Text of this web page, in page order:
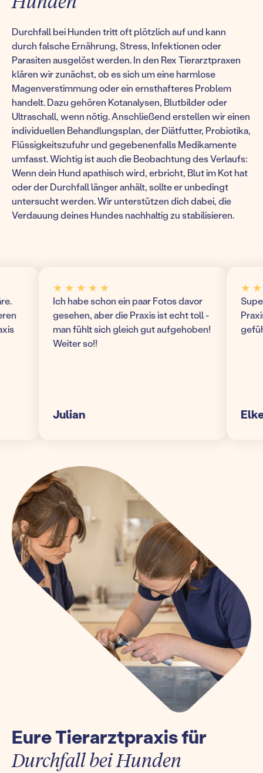
Durchfall bei Hunden tritt oft plötzlich auf und kann
durch falsche Ernährung, Stress, Infektionen oder
Parasiten ausgelöst werden. In den Rex Tierarztpraxen
klären wir zunächst, ob es sich um eine harmlose
Magenverstimmung oder ein ernsthafteres Problem
handelt. Dazu gehören Kotanalysen, Blutbilder oder
Ultraschall, wenn nötig. Anschließend erstellen wir einen
individuellen Behandlungsplan, der Diätfutter, Probiotika,
Flüssigkeitszufuhr und gegebenenfalls Medikamente
umfasst. Wichtig ist auch die Beobachtung des Verlaufs:
Wenn dein Hund apathisch wird, erbricht, Blut im Kot hat
oder der Durchfall länger anhält, sollte er unbedingt
untersucht werden. Wir unterstützen dich dabei, die
Verdauung deines Hundes nachhaltig zu stabilisieren.
★ ★ ★ ★ ★
Ich habe schon ein paar Fotos davor
gesehen, aber die Praxis ist echt toll -
man fühlt sich gleich gut aufgehoben!
Weiter so!!
Julian
★ ★
Super
Elke
Eure Tierarztpraxis für
Durchfall bei Hunden